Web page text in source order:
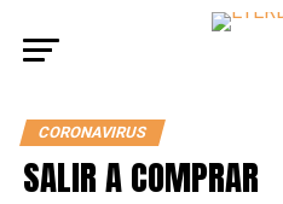
CORONAVIRUS
SALIR A COMPRAR